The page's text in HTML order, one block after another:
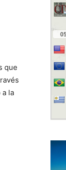
que
a la